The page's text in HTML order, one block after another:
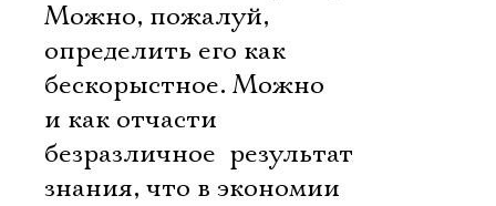
Можно, пожалуй,
определить его как
бескорыстное. Можно
и как отчасти
безразличное  результат
знания, что в экономии